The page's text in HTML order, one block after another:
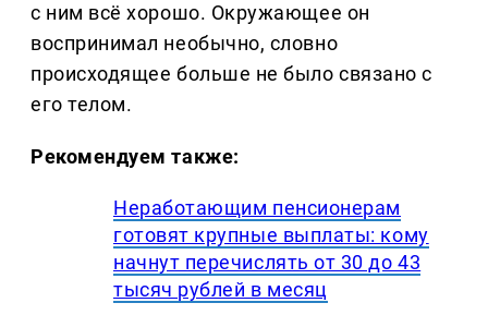
с ним всё хорошо. Окружающее он
воспринимал необычно, словно
происходящее больше не было связано с
его телом.
Рекомендуем также:
Неработающим пенсионерам
готовят крупные выплаты: кому
начнут перечислять от 30 до 43
тысяч рублей в месяц